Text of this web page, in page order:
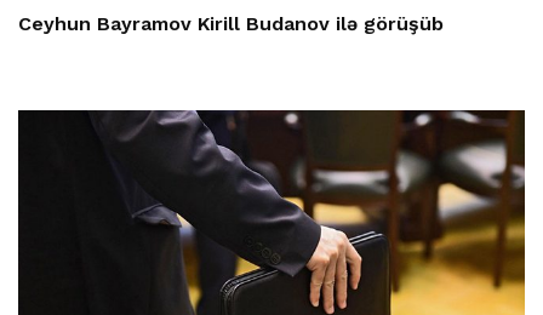
Ceyhun Bayramov Kirill Budanov ilə görüşüb